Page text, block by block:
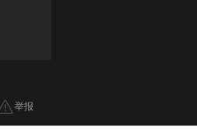
举报